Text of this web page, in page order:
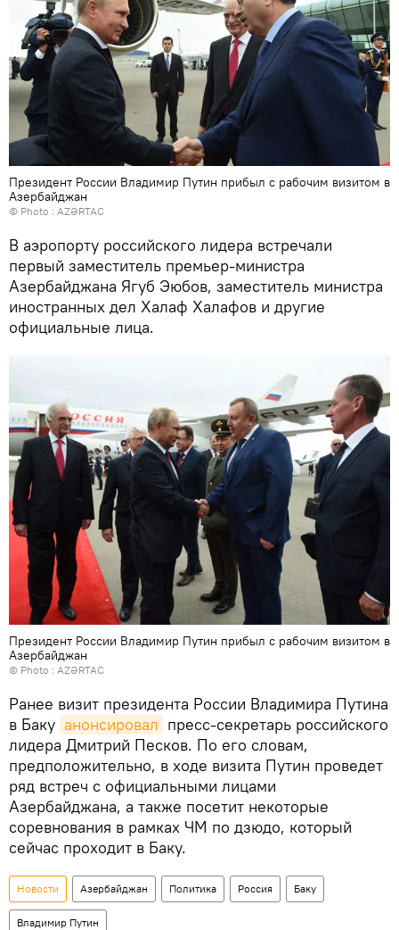
Президент России Владимир Путин прибыл с рабочим визитом в
Азербайджан
© Photo : AZƏRTAC
В аэропорту российского лидера встречали
первый заместитель премьер-министра
Азербайджана Ягуб Эюбов, заместитель министра
иностранных дел Халаф Халафов и другие
официальные лица.
Президент России Владимир Путин прибыл с рабочим визитом в
Азербайджан
© Photo : AZƏRTAC
Ранее визит президента России Владимира Путина
в Баку анонсировал пресс-секретарь российского
лидера Дмитрий Песков. По его словам,
предположительно, в ходе визита Путин проведет
ряд встреч с официальными лицами
Азербайджана, а также посетит некоторые
соревнования в рамках ЧМ по дзюдо, который
сейчас проходит в Баку.
Новости Азербайджан Политика Россия Баку
Владимир Путин